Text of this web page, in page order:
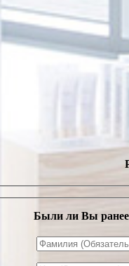
Были ли Вы ранее